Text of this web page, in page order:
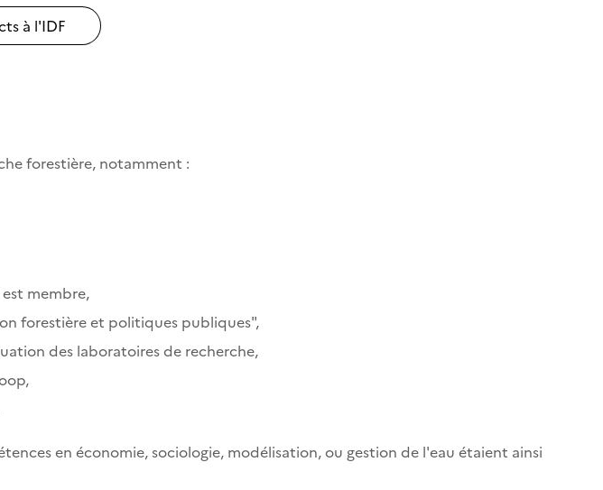
à l'IDF
forestière, notamment :
membre,
forestière et politiques publiques",
des laboratoires de recherche,
en économie, sociologie, modélisation, ou gestion de l'eau étaient ainsi